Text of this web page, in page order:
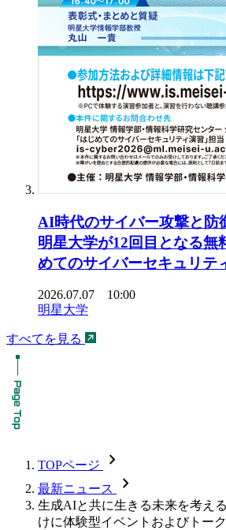
AI時代のサイバー攻撃と防
明星大学が12回目となる無
めてのサイバーセキュリテ
2026.07.07 10:00
明星大学
すべてを見る
TOPページ chevron_forward
最新ニュース chevron_forward
生成AIと共に生きる未来を考え
けに体験型イベントおよびトー